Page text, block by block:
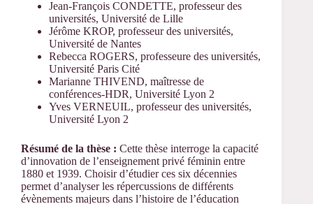
Jean-François CONDETTE, professeur des
universités, Université de Lille
Jérôme KROP, professeur des universités,
Université de Nantes
Rebecca ROGERS, professeure des universités,
Université Paris Cité
Marianne THIVEND, maîtresse de
conférences-HDR, Université Lyon 2
Yves VERNEUIL, professeur des universités,
Université Lyon 2
Résumé de la thèse : Cette thèse interroge la capacité
d’innovation de l’enseignement privé féminin entre
1880 et 1939. Choisir d’étudier ces six décennies
permet d’analyser les répercussions de différents
évènements majeurs dans l’histoire de l’éducation